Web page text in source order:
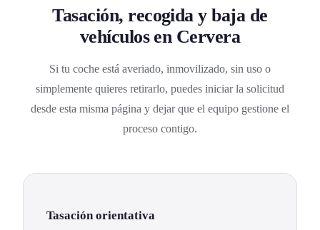
Tasación, recogida y baja de
vehículos en Cervera
Si tu coche está averiado, inmovilizado, sin uso o
simplemente quieres retirarlo, puedes iniciar la solicitud
desde esta misma página y dejar que el equipo gestione el
proceso contigo.
Tasación orientativa